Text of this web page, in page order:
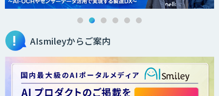
AIsmileyからご案内